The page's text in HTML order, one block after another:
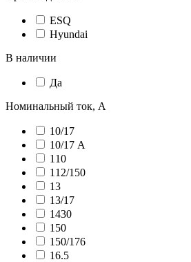
ESQ
Hyundai
В наличии
Да
Номинальный ток, А
10/17
10/17 А
110
112/150
13
13/17
1430
150
150/176
16.5